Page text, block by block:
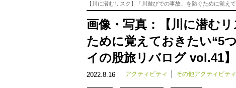
【川に潜むリスク】「川遊びでの事故」を防ぐために覚え
画像・写真：【川に潜む
ために覚えておきたい“5
イの股旅リバログ vol.41】
2022.8.16 アクティビティ その他アクティビティ